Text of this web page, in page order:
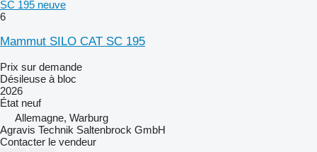
SC 195 neuve
6
Mammut SILO CAT SC 195
Prix sur demande
Désileuse à bloc
2026
État neuf
Allemagne, Warburg
Agravis Technik Saltenbrock GmbH
Contacter le vendeur